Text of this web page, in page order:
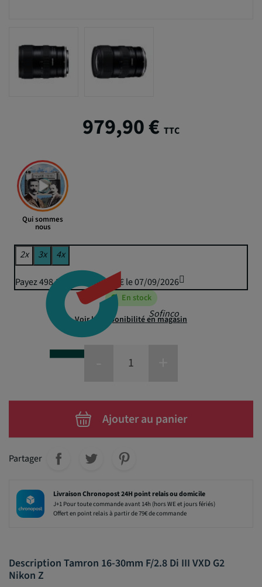
979,90 € TTC
Qui sommes
nous
Sofinco
2x 3x 4x
Payez 498,37 € puis 489,95 € le 07/09/2026
En stock
Voir la disponibilité en magasin
Ajouter au panier
Partager
Livraison Chronopost 24H point relais ou domicile
J+1 Pour toute commande avant 14h (hors WE et jours fériés)
Offert en point relais à partir de 79€ de commande
Description Tamron 16-30mm F/2.8 Di III VXD G2
Nikon Z